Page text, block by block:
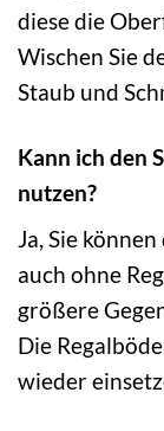
diese die
Wischen Sie
Staub und
Kann ich den
nutzen?
Ja, Sie
auch ohne
größere
Die
wieder